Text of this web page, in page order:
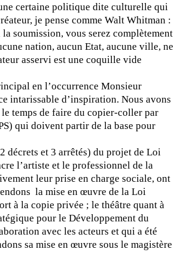
certaine politique dite culturelle qui
je pense comme Walt Whitman :
soumission, vous serez complètement
nation, aucun Etat, aucune ville, ne
asservi est une coquille vide
en l’occurrence Monsieur
intarissable d’inspiration. Nous avons
temps de faire du copier-coller par
qui doivent partir de la base pour
décrets et 3 arrêtés) du projet de Loi
l’artiste et le professionnel de la
leur prise en charge sociale, ont
la mise en œuvre de la Loi
à la copie privée ; le théâtre quant à
pour le Développement du
avec les acteurs et qui a été
sa mise en œuvre sous le magistère